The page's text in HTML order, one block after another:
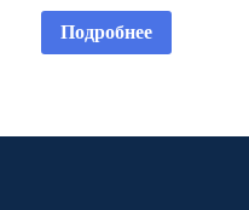
наклонный (плитка)
AISI 316L
Подробнее